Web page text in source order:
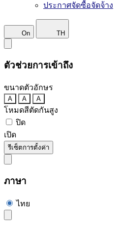
ประกาศจัดซื้อจัดจ้าง
On TH
ตัวช่วยการเข้าถึง
ขนาดตัวอักษร
A A A
โหมดสีตัดกันสูง
ปิด
เปิด
รีเซ็ตการตั้งค่า
ภาษา
ไทย